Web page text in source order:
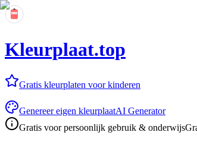
Kleurplaat.top
Gratis kleurplaten voor kinderen
Genereer eigen kleurplaatAI Generator
Gratis voor persoonlijk gebruik & onderwijs